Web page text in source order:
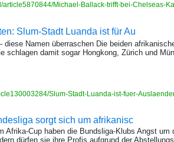
article5870844/Michael-Ballack-trifft-bei-Chelseas-
Slum-Stadt Luanda ist für Au
diese Namen überraschen Die beiden
schlagen damit sogar Hongkong, Zürich und
Slum-Stadt-Luanda-ist-fuer-
sorgt sich um afrikanisc
Afrika-Cup haben die Bundsliga-Klubs Angst
dürfen sie ihre Profis aufgrund der